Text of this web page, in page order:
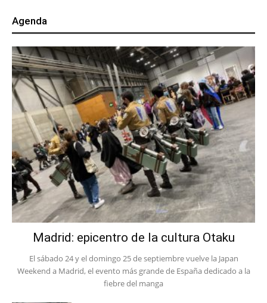
Agenda
Madrid: epicentro de la cultura Otaku
El sábado 24 y el domingo 25 de septiembre vuelve la Japan
Weekend a Madrid, el evento más grande de España dedicado a la
fiebre del manga